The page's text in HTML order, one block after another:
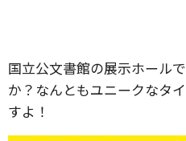
国立公文書館の展示ホール
か？なんともユニークなタ
すよ！